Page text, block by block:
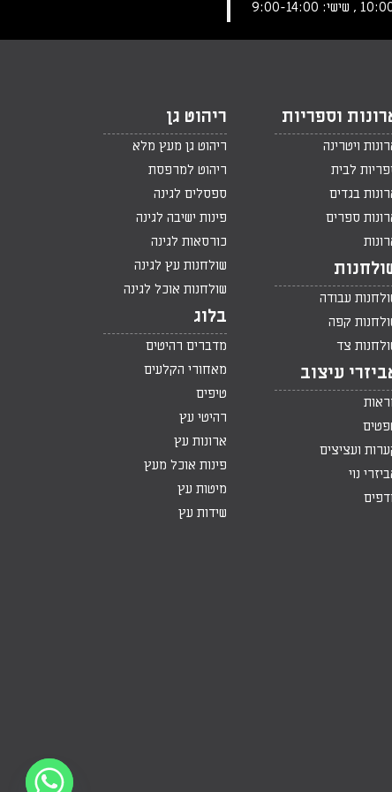
וספריות
ויטרינה
לבית
בגדים
ספרים
עבודה
קפה
צד
עיצוב
ועציצים
נוי
ריהוט גן
ריהוט גן מעץ מלא
ריהוט למרפסת
ספסלים לגינה
פינות ישיבה לגינה
כורסאות לגינה
שולחנות עץ לגינה
שולחנות אוכל לגינה
בלוג
מדברים רהיטים
מאחורי הקלעים
טיפים
רהיטי עץ
ארונות עץ
פינות אוכל מעץ
מיטות עץ
שידות עץ